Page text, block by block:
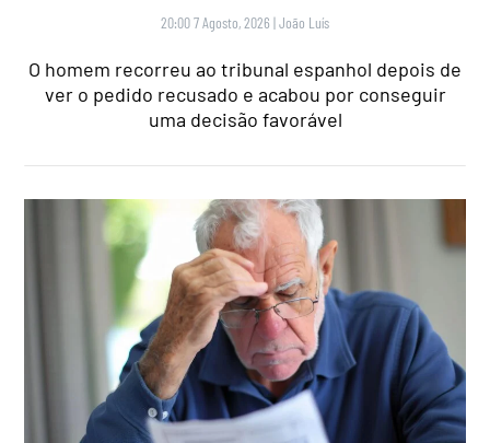
20:00 7 Agosto, 2026 |João Luís
O homem recorreu ao tribunal espanhol depois de
ver o pedido recusado e acabou por conseguir
uma decisão favorável